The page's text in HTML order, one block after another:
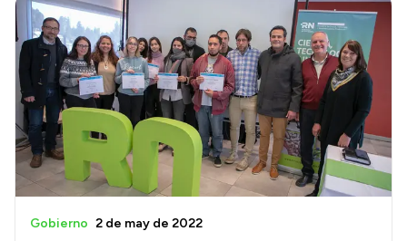
Delegaciones
Normativa
Transparencia
Presupuesto
Boletín Oficial
Compras y licitaciones
Gobierno 2 de may de 2022